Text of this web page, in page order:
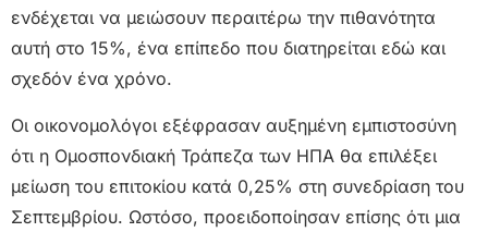
ενδέχεται να μειώσουν περαιτέρω την πιθανότητα
αυτή στο 15%, ένα επίπεδο που διατηρείται εδώ και
σχεδόν ένα χρόνο.
Οι οικονομολόγοι εξέφρασαν αυξημένη εμπιστοσύνη
ότι η Ομοσπονδιακή Τράπεζα των ΗΠΑ θα επιλέξει
μείωση του επιτοκίου κατά 0,25% στη συνεδρίαση του
Σεπτεμβρίου. Ωστόσο, προειδοποίησαν επίσης ότι μια